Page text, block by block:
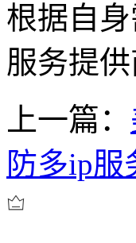
根据自
服务提
上一篇：
防多ip